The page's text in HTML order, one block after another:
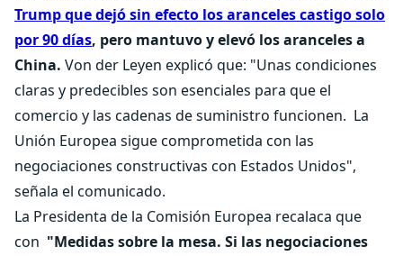
Trump que dejó sin efecto los aranceles castigo solo
por 90 días, pero mantuvo y elevó los aranceles a
China. Von der Leyen explicó que: "Unas condiciones
claras y predecibles son esenciales para que el
comercio y las cadenas de suministro funcionen. La
Unión Europea sigue comprometida con las
negociaciones constructivas con Estados Unidos",
señala el comunicado.
La Presidenta de la Comisión Europea recalaca que
con "Medidas sobre la mesa. Si las negociaciones